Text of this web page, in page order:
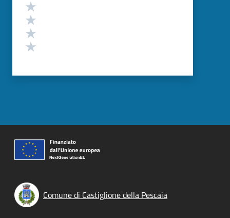
Comune di Castiglione della Pescaia